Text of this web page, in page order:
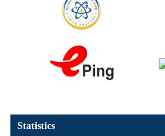
Statistics